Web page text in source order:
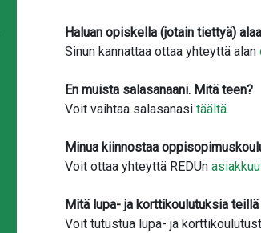
Avaa/sulje alavalikko
Haluan opiskella (jotain tiettyä)
Sinun kannattaa ottaa yhteyttä alan
En muista salasanaani. Mitä teen?
Voit vaihtaa salasanasi täältä.
Minua kiinnostaa
Voit ottaa yhteyttä REDUn
Mitä lupa- ja korttikoulutuksia teillä
Voit tutustua lupa- ja